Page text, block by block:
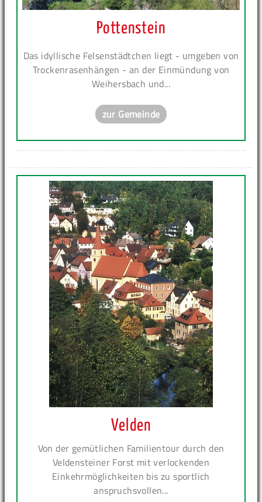
Pottenstein
Das idyllische Felsenstädtchen liegt - umgeben von
Trockenrasenhängen - an der Einmündung von
Weihersbach und...
zur Gemeinde
Velden
Von der gemütlichen Familientour durch den
Veldensteiner Forst mit verlockenden
Einkehrmöglichkeiten bis zu sportlich
anspruchsvollen...